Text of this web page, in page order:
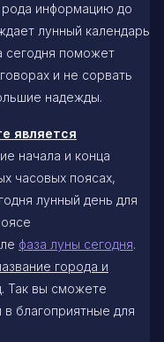
рода информацию до
лунный календарь
сегодня поможет
и не сорвать
надежды.
является
начала и конца
часовых поясах,
лунный день для
фаза луны сегодня.
города и
. Так вы сможете
благоприятные для